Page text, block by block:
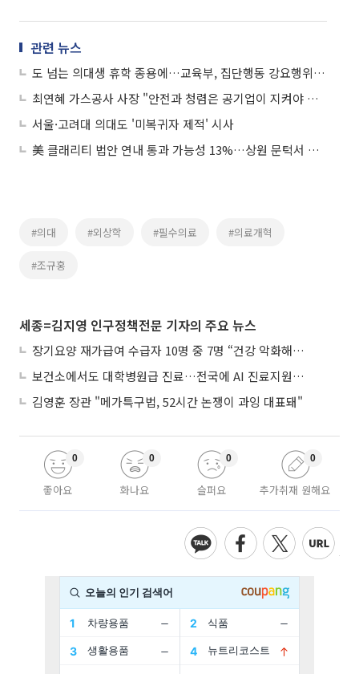
관련 뉴스
도 넘는 의대생 휴학 종용에…교육부, 집단행동 강요행위 수사 의뢰
최연혜 가스공사 사장 "안전과 청렴은 공기업이 지켜야 할 최우선 가치"
서울·고려대 의대도 '미복귀자 제적' 시사
美 클래리티 법안 연내 통과 가능성 13%…상원 문턱서 제동
#의대 #외상학 #필수의료 #의료개혁
#조규홍
세종=김지영 인구정책전문 기자의 주요 뉴스
장기요양 재가급여 수급자 10명 중 7명 “건강 악화해도 집에서”
보건소에서도 대학병원급 진료…전국에 AI 진료지원도구 보급
김영훈 장관 "메가특구법, 52시간 논쟁이 과잉 대표돼"
좋아요
0
화나요
0
슬퍼요
0
추가취재 원해요
0